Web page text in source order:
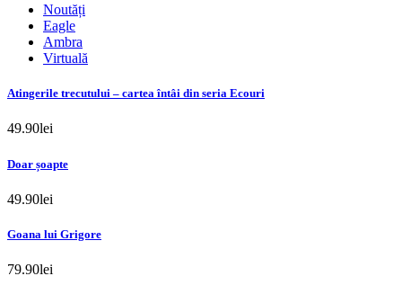
Noutăți
Eagle
Ambra
Virtuală
Atingerile trecutului – cartea întâi din seria Ecouri
49.90lei
Doar șoapte
49.90lei
Goana lui Grigore
79.90lei